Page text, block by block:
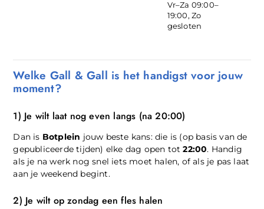
Vr–Za 09:00–
19:00, Zo
gesloten
Welke Gall & Gall is het handigst voor jouw
moment?
1) Je wilt laat nog even langs (na 20:00)
Dan is Botplein jouw beste kans: die is (op basis van de
gepubliceerde tijden) elke dag open tot22:00. Handig
als je na werk nog snel iets moet halen, of als je pas laat
aan je weekend begint.
2) Je wilt op zondag een fles halen